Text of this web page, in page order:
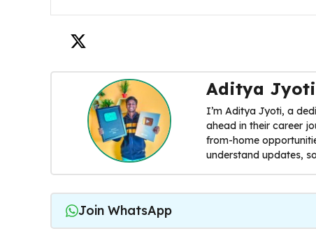
Aditya Jyoti
I’m Aditya Jyoti, a
ahead in their career
from-home
understand updates,
Join WhatsApp